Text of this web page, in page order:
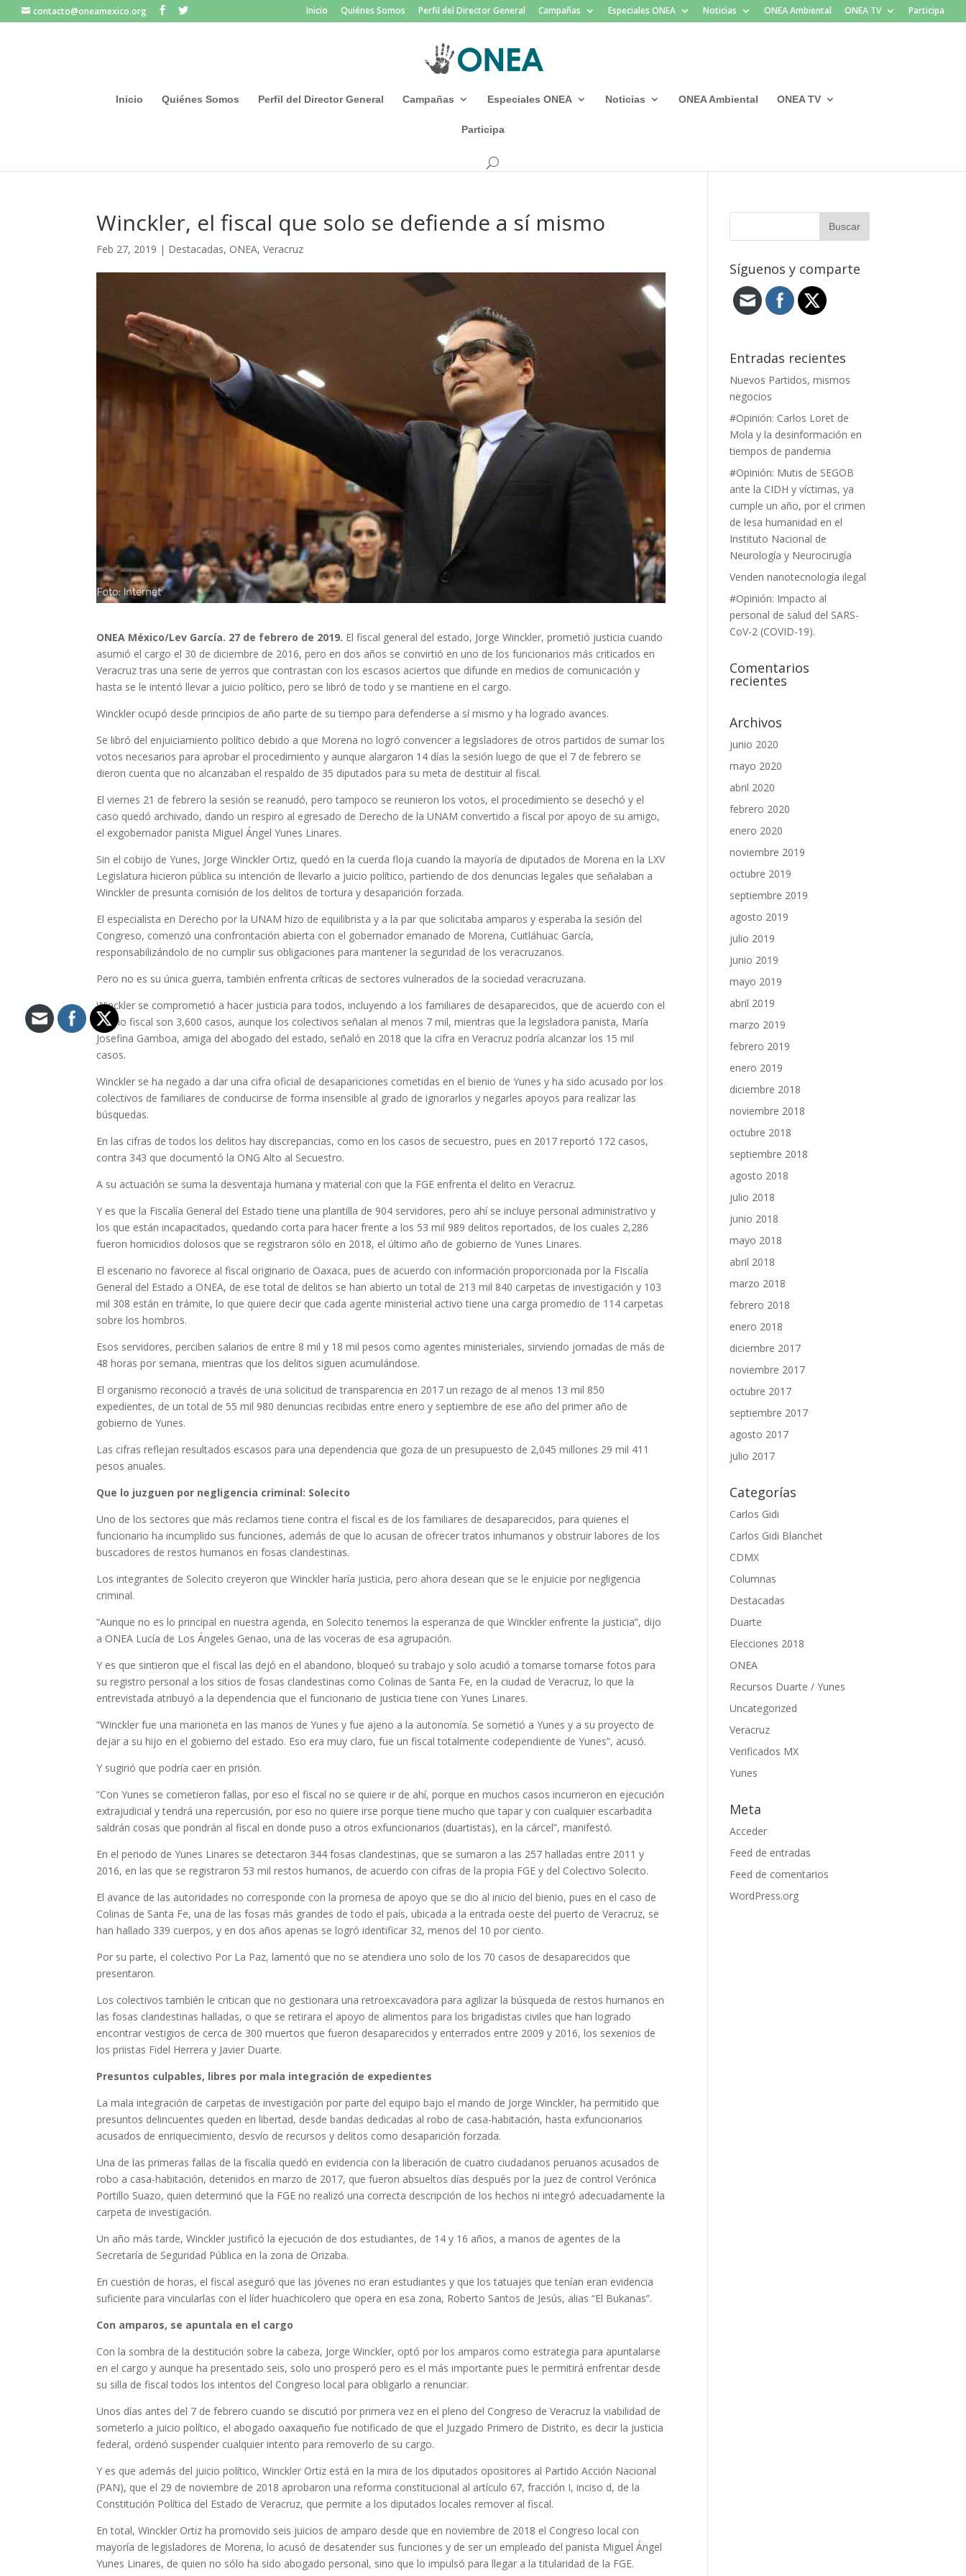
contacto@oneamexico.org Inicio Quiénes Somos Perfil del Director General Campañas Especiales ONEA Noticias ONEA Ambiental ONEA TV Participa
Inicio Quiénes Somos Perfil del Director General Campañas Especiales ONEA Noticias ONEA Ambiental ONEA TV
Participa
Winckler, el fiscal que solo se defiende a sí mismo
Feb 27, 2019 | Destacadas, ONEA,Veracruz
ONEA México/Lev García. 27 de febrero de 2019. El fiscal general del estado, Jorge Winckler, prometió justicia cuando
asumió el cargo el 30 de diciembre de 2016, pero en dos años se convirtió en uno de los funcionarios más criticados en
Veracruz tras una serie de yerros que contrastan con los escasos aciertos que difunde en medios de comunicación y
hasta se le intentó llevar a juicio político, pero se libró de todo y se mantiene en el cargo.
Winckler ocupó desde principios de año parte de su tiempo para defenderse a sí mismo y ha logrado avances.
Se libró del enjuiciamiento político debido a que Morena no logró convencer a legisladores de otros partidos de sumar los
votos necesarios para aprobar el procedimiento y aunque alargaron 14 días la sesión luego de que el 7 de febrero se
dieron cuenta que no alcanzaban el respaldo de 35 diputados para su meta de destituir al fiscal.
El viernes 21 de febrero la sesión se reanudó, pero tampoco se reunieron los votos, el procedimiento se desechó y el
caso quedó archivado, dando un respiro al egresado de Derecho de la UNAM convertido a fiscal por apoyo de su amigo,
el exgobernador panista Miguel Ángel Yunes Linares.
Sin el cobijo de Yunes, Jorge Winckler Ortiz, quedó en la cuerda floja cuando la mayoría de diputados de Morena en la LXV
Legislatura hicieron pública su intención de llevarlo a juicio político, partiendo de dos denuncias legales que señalaban a
Winckler de presunta comisión de los delitos de tortura y desaparición forzada.
El especialista en Derecho por la UNAM hizo de equilibrista y a la par que solicitaba amparos y esperaba la sesión del
Congreso, comenzó una confrontación abierta con el gobernador emanado de Morena, Cuitláhuac García,
responsabilizándolo de no cumplir sus obligaciones para mantener la seguridad de los veracruzanos.
Pero no es su única guerra, también enfrenta críticas de sectores vulnerados de la sociedad veracruzana.
Winckler se comprometió a hacer justicia para todos, incluyendo a los familiares de desaparecidos, que de acuerdo con el
propio fiscal son 3,600 casos, aunque los colectivos señalan al menos 7 mil, mientras que la legisladora panista, María
Josefina Gamboa, amiga del abogado del estado, señaló en 2018 que la cifra en Veracruz podría alcanzar los 15 mil
casos.
Winckler se ha negado a dar una cifra oficial de desapariciones cometidas en el bienio de Yunes y ha sido acusado por los
colectivos de familiares de conducirse de forma insensible al grado de ignorarlos y negarles apoyos para realizar las
búsquedas.
En las cifras de todos los delitos hay discrepancias, como en los casos de secuestro, pues en 2017 reportó 172 casos,
contra 343 que documentó la ONG Alto al Secuestro.
A su actuación se suma la desventaja humana y material con que la FGE enfrenta el delito en Veracruz.
Y es que la Fiscalía General del Estado tiene una plantilla de 904 servidores, pero ahí se incluye personal administrativo y
los que están incapacitados, quedando corta para hacer frente a los 53 mil 989 delitos reportados, de los cuales 2,286
fueron homicidios dolosos que se registraron sólo en 2018, el último año de gobierno de Yunes Linares.
El escenario no favorece al fiscal originario de Oaxaca, pues de acuerdo con información proporcionada por la FIscalía
General del Estado a ONEA, de ese total de delitos se han abierto un total de 213 mil 840 carpetas de investigación y 103
mil 308 están en trámite, lo que quiere decir que cada agente ministerial activo tiene una carga promedio de 114 carpetas
sobre los hombros.
Esos servidores, perciben salarios de entre 8 mil y 18 mil pesos como agentes ministeriales, sirviendo jornadas de más de
48 horas por semana, mientras que los delitos siguen acumulándose.
El organismo reconoció a través de una solicitud de transparencia en 2017 un rezago de al menos 13 mil 850
expedientes, de un total de 55 mil 980 denuncias recibidas entre enero y septiembre de ese año del primer año de
gobierno de Yunes.
Las cifras reflejan resultados escasos para una dependencia que goza de un presupuesto de 2,045 millones 29 mil 411
pesos anuales.
Que lo juzguen por negligencia criminal: Solecito
Uno de los sectores que más reclamos tiene contra el fiscal es de los familiares de desaparecidos, para quienes el
funcionario ha incumplido sus funciones, además de que lo acusan de ofrecer tratos inhumanos y obstruir labores de los
buscadores de restos humanos en fosas clandestinas.
Los integrantes de Solecito creyeron que Winckler haría justicia, pero ahora desean que se le enjuicie por negligencia
criminal.
“Aunque no es lo principal en nuestra agenda, en Solecito tenemos la esperanza de que Winckler enfrente la justicia”, dijo
a ONEA Lucía de Los Ángeles Genao, una de las voceras de esa agrupación.
Y es que sintieron que el fiscal las dejó en el abandono, bloqueó su trabajo y solo acudió a tomarse tomarse fotos para
su registro personal a los sitios de fosas clandestinas como Colinas de Santa Fe, en la ciudad de Veracruz, lo que la
entrevistada atribuyó a la dependencia que el funcionario de justicia tiene con Yunes Linares.
“Winckler fue una marioneta en las manos de Yunes y fue ajeno a la autonomía. Se sometió a Yunes y a su proyecto de
dejar a su hijo en el gobierno del estado. Eso era muy claro, fue un fiscal totalmente codependiente de Yunes”, acusó.
Y sugirió que podría caer en prisión.
“Con Yunes se cometieron fallas, por eso el fiscal no se quiere ir de ahí, porque en muchos casos incurrieron en ejecución
extrajudicial y tendrá una repercusión, por eso no quiere irse porque tiene mucho que tapar y con cualquier escarbadita
saldrán cosas que pondrán al fiscal en donde puso a otros exfuncionarios (duartistas), en la cárcel”, manifestó.
En el periodo de Yunes Linares se detectaron 344 fosas clandestinas, que se sumaron a las 257 halladas entre 2011 y
2016, en las que se registraron 53 mil restos humanos, de acuerdo con cifras de la propia FGE y del Colectivo Solecito.
El avance de las autoridades no corresponde con la promesa de apoyo que se dio al inicio del bienio, pues en el caso de
Colinas de Santa Fe, una de las fosas más grandes de todo el país, ubicada a la entrada oeste del puerto de Veracruz, se
han hallado 339 cuerpos, y en dos años apenas se logró identificar 32, menos del 10 por ciento.
Por su parte, el colectivo Por La Paz, lamentó que no se atendiera uno solo de los 70 casos de desaparecidos que
presentaron.
Los colectivos también le critican que no gestionara una retroexcavadora para agilizar la búsqueda de restos humanos en
las fosas clandestinas halladas, o que se retirara el apoyo de alimentos para los brigadistas civiles que han logrado
encontrar vestigios de cerca de 300 muertos que fueron desaparecidos y enterrados entre 2009 y 2016, los sexenios de
los priistas Fidel Herrera y Javier Duarte.
Presuntos culpables, libres por mala integración de expedientes
La mala integración de carpetas de investigación por parte del equipo bajo el mando de Jorge Winckler, ha permitido que
presuntos delincuentes queden en libertad, desde bandas dedicadas al robo de casa-habitación, hasta exfuncionarios
acusados de enriquecimiento, desvío de recursos y delitos como desaparición forzada.
Una de las primeras fallas de la fiscalía quedó en evidencia con la liberación de cuatro ciudadanos peruanos acusados de
robo a casa-habitación, detenidos en marzo de 2017, que fueron absueltos días después por la juez de control Verónica
Portillo Suazo, quien determinó que la FGE no realizó una correcta descripción de los hechos ni integró adecuadamente la
carpeta de investigación.
Un año más tarde, Winckler justificó la ejecución de dos estudiantes, de 14 y 16 años, a manos de agentes de la
Secretaría de Seguridad Pública en la zona de Orizaba.
En cuestión de horas, el fiscal aseguró que las jóvenes no eran estudiantes y que los tatuajes que tenían eran evidencia
suficiente para vincularlas con el líder huachicolero que opera en esa zona, Roberto Santos de Jesús, alias “El Bukanas”.
Con amparos, se apuntala en el cargo
Con la sombra de la destitución sobre la cabeza, Jorge Winckler, optó por los amparos como estrategia para apuntalarse
en el cargo y aunque ha presentado seis, solo uno prosperó pero es el más importante pues le permitirá enfrentar desde
su silla de fiscal todos los intentos del Congreso local para obligarlo a renunciar.
Unos días antes del 7 de febrero cuando se discutió por primera vez en el pleno del Congreso de Veracruz la viabilidad de
someterlo a juicio político, el abogado oaxaqueño fue notificado de que el Juzgado Primero de Distrito, es decir la justicia
federal, ordenó suspender cualquier intento para removerlo de su cargo.
Y es que además del juicio político, Winckler Ortiz está en la mira de los diputados opositores al Partido Acción Nacional
(PAN), que el 29 de noviembre de 2018 aprobaron una reforma constitucional al artículo 67, fracción I, inciso d, de la
Constitución Política del Estado de Veracruz, que permite a los diputados locales remover al fiscal.
En total, Winckler Ortiz ha promovido seis juicios de amparo desde que en noviembre de 2018 el Congreso local con
mayoría de legisladores de Morena, lo acusó de desatender sus funciones y de ser un empleado del panista Miguel Ángel
Yunes Linares, de quien no sólo ha sido abogado personal, sino que lo impulsó para llegar a la titularidad de la FGE.
Síguenos y comparte
Entradas recientes
Nuevos Partidos, mismos
negocios
#Opinión: Carlos Loret de
Mola y la desinformación en
tiempos de pandemia
#Opinión: Mutis de SEGOB
ante la CIDH y víctimas, ya
cumple un año, por el crimen
de lesa humanidad en el
Instituto Nacional de
Neurología y Neurocirugía
Venden nanotecnología ilegal
#Opinión: Impacto al
personal de salud del SARS-
CoV-2 (COVID-19).
Comentarios
recientes
Archivos
junio 2020
mayo 2020
abril 2020
febrero 2020
enero 2020
noviembre 2019
octubre 2019
septiembre 2019
agosto 2019
julio 2019
junio 2019
mayo 2019
abril 2019
marzo 2019
febrero 2019
enero 2019
diciembre 2018
noviembre 2018
octubre 2018
septiembre 2018
agosto 2018
julio 2018
junio 2018
mayo 2018
abril 2018
marzo 2018
febrero 2018
enero 2018
diciembre 2017
noviembre 2017
octubre 2017
septiembre 2017
agosto 2017
julio 2017
Categorías
Carlos Gidi
Carlos Gidi Blanchet
CDMX
Columnas
Destacadas
Duarte
Elecciones 2018
ONEA
Recursos Duarte / Yunes
Uncategorized
Veracruz
Verificados MX
Yunes
Meta
Acceder
Feed de entradas
Feed de comentarios
WordPress.org